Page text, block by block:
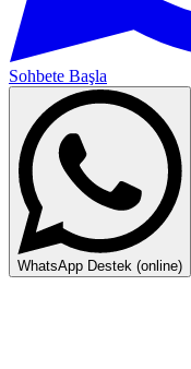
Sohbete Başla
WhatsApp Destek (online)